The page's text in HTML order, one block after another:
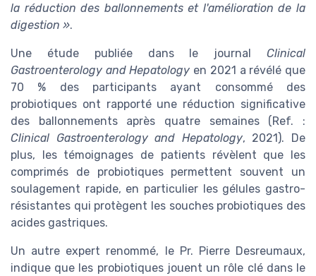
la réduction des ballonnements et l'amélioration de la
digestion ».
Une étude publiée dans le journal Clinical
Gastroenterology and Hepatology en 2021 a révélé que
70 % des participants ayant consommé des
probiotiques ont rapporté une réduction significative
des ballonnements après quatre semaines (Ref. :
Clinical Gastroenterology and Hepatology, 2021). De
plus, les témoignages de patients révèlent que les
comprimés de probiotiques permettent souvent un
soulagement rapide, en particulier les gélules gastro-
résistantes qui protègent les souches probiotiques des
acides gastriques.
Un autre expert renommé, le Pr. Pierre Desreumaux,
indique que les probiotiques jouent un rôle clé dans le